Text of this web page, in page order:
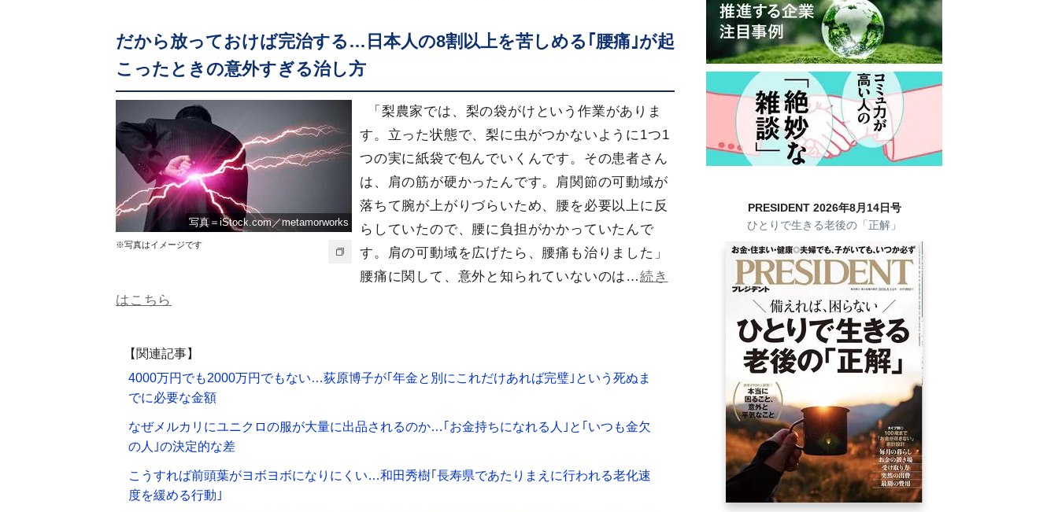
だから放っておけば完治する…日本人の8割以上を苦しめる｢腰痛｣が起
こったときの意外すぎる治し方
写真＝iStock.com／metamorworks
※写真はイメージです
「梨農家では、梨の袋がけという作業がありま
す。立った状態で、梨に虫がつかないように1つ1
つの実に紙袋で包んでいくんです。その患者さん
は、肩の筋が硬かったんです。肩関節の可動域が
落ちて腕が上がりづらいため、腰を必要以上に反
らしていたので、腰に負担がかかっていたんで
す。肩の可動域を広げたら、腰痛も治りました」
腰痛に関して、意外と知られていないのは…続き
はこちら
【関連記事】
4000万円でも2000万円でもない…荻原博子が｢年金と別にこれだけあれば完璧｣という死ぬま
でに必要な金額
なぜメルカリにユニクロの服が大量に出品されるのか…｢お金持ちになれる人｣と｢いつも金欠
の人｣の決定的な差
こうすれば前頭葉がヨボヨボになりにくい…和田秀樹｢長寿県であたりまえに行われる老化速
度を緩める行動｣
PRESIDENT 2026年8月14日号
ひとりで生きる老後の「正解」